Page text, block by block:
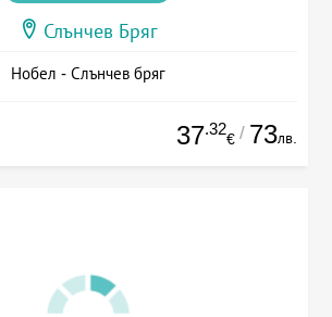
Слънчев Бряг
Нобел - Слънчев бряг
37.32
€ / 73лв.